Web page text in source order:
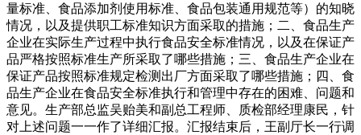
量标准、食品添加剂使用标准、食品包装通用规范等）的知晓
情况，以及提供职工标准知识方面采取的措施；二、食品生产
企业在实际生产过程中执行食品安全标准情况，以及在保证产
品严格按照标准生产所采取了哪些措施；三、食品生产企业在
保证产品按照标准规定检测出厂方面采取了哪些措施；四、食
品生产企业在食品安全标准执行和管理中存在的困难、问题和
意见。生产部总监吴贻美和副总工程师、质检部经理康民，针
对上述问题一一作了详细汇报。汇报结束后，王副厅长一行调